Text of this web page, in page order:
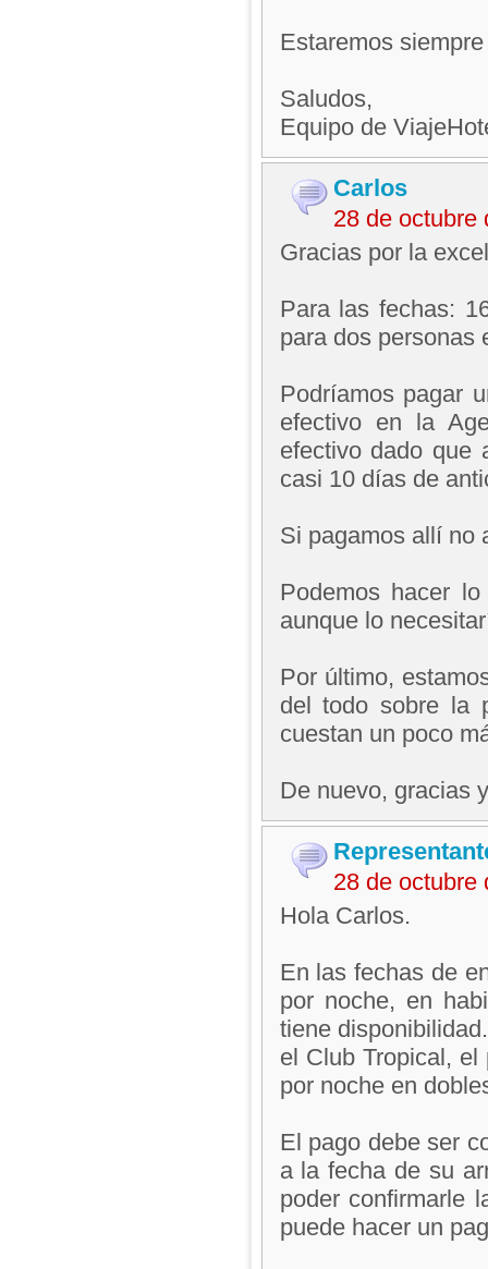
Estaremos
Saludos,
Equipo de
Carlos
28 de octubre
Gracias por la
Para las fechas:
para dos personas
Podríamos pagar
efectivo en la
efectivo dado que
casi 10 días de
Si pagamos allí no
Podemos hacer
aunque lo
Por último,
del todo sobre la
cuestan un poco
De nuevo, gracias
28 de octubre
Hola Carlos.
En las fechas de
por noche, en
tiene
el Club Tropical,
por noche en
El pago debe ser
a la fecha de su
poder confirmarle
puede hacer un